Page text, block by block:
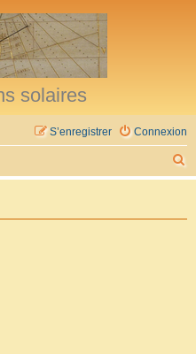
solaires
Connexion
S’enregistrer
e